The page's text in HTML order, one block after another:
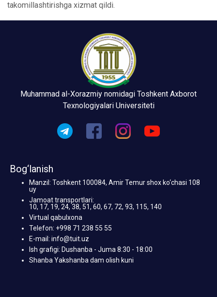
takomillashtirishga xizmat qildi.
Muhammad al-Xorazmiy nomidagi Toshkent Axborot
Texnologiyalari Universiteti
Bog‘lanish
Manzil: Toshkent 100084, Amir Temur shox ko‘chasi 108
uy
Jamoat transportlari:
10, 17, 19, 24, 38, 51, 60, 67, 72, 93, 115, 140
Virtual qabulxona
Telefon: +998 71 238 55 55
E-mail: info@tuit.uz
Ish grafigi: Dushanba - Juma 8:30 - 18:00
Shanba Yakshanba dam olish kuni